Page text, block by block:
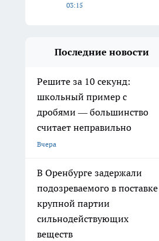
03:15
Последние новости
Решите за 10 секунд:
школьный пример с
дробями — большинство
считает неправильно
Вчера
В Оренбурге задержали
подозреваемого в поставке
крупной партии
сильнодействующих
веществ